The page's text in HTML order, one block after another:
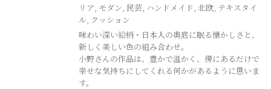
リア, モダン, 民芸, ハンドメイド, 北欧, テキスタイ
ル, クッション
味わい深い絵柄・日本人の奥底に眠る懐かしさと、
新しく美しい色の組み合わせ。
小野さんの作品は、豊かで温かく、傍にあるだけで
幸せな気持ちにしてくれる何かがあるように思いま
す。